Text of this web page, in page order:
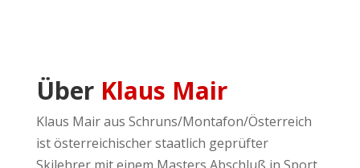
Über Klaus Mair
Klaus Mair aus Schruns/Montafon/Österreich
ist österreichischer staatlich geprüfter